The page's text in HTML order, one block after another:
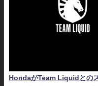
HondaがTeam Liquidとの